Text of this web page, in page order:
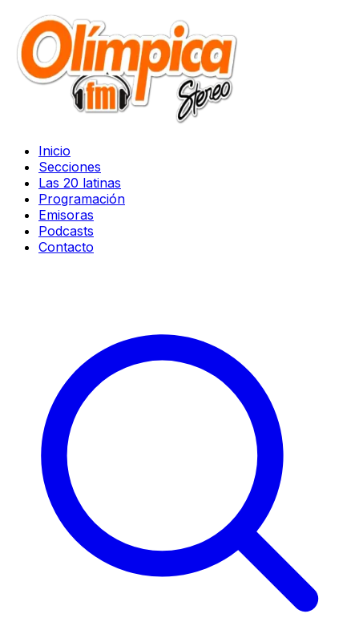
Inicio
Secciones
Las 20 latinas
Programación
Emisoras
Podcasts
Contacto